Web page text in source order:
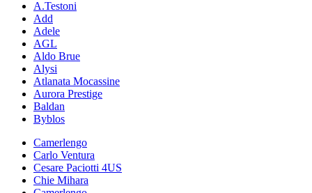
A.Testoni
Add
Adele
AGL
Aldo Brue
Alysi
Atlanata Mocassine
Aurora Prestige
Baldan
Byblos
Camerlengo
Carlo Ventura
Cesare Paciotti 4US
Chie Mihara